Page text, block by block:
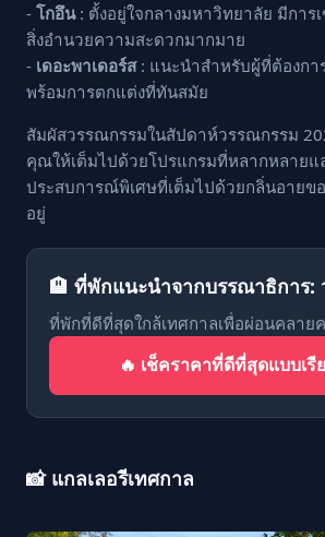
- โกอึน: ตั้งอยู่ใจกลางมหาวิทยาลัย มีการ
สิ่งอำนวยความสะดวกมากมาย
- เดอะพาเดอร์ส: แนะนำสำหรับผู้ที่ต้องกา
พร้อมการตกแต่งที่ทันสมัย
สัมผัสวรรณกรรมในสัปดาห์วรรณกรรม
คุณให้เต็มไปด้วยโปรแกรมที่หลากหลายแ
ประสบการณ์พิเศษที่เต็มไปด้วยกลิ่นอายข
อยู่
🏨 ที่พักแนะนำจากบรรณาธิการ:
ที่พักที่ดีที่สุดใกล้เทศกาลเพื่อผ่อนคลาย
🔥 เช็คราคาที่ดีที่สุดแบบเรี
📸 แกลเลอรีเทศกาล